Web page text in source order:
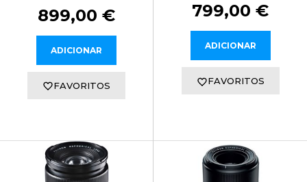
899,00 €
ADICIONAR
FAVORITOS
799,00 €
ADICIONAR
FAVORITOS